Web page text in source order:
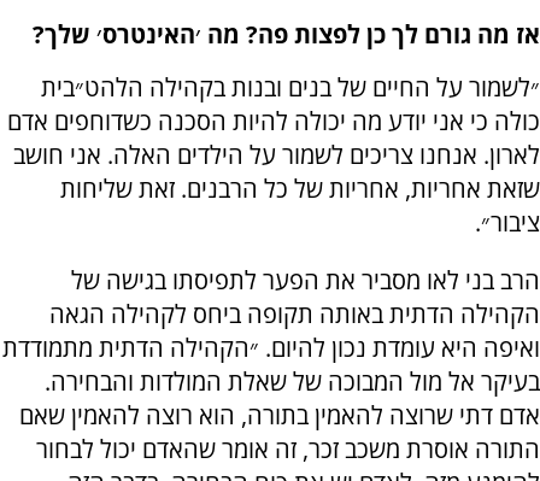
אז מה גורם לך כן לפצות פה? מה ׳האינטרס׳ שלך?
״לשמור על החיים של בנים ובנות בקהילה הלהט״בית
כולה כי אני יודע מה יכולה להיות הסכנה כשדוחפים אדם
לארון. אנחנו צריכים לשמור על הילדים האלה. אני חושב
שזאת אחריות, אחריות של כל הרבנים. זאת שליחות
ציבור״.
הרב בני לאו מסביר את הפער לתפיסתו בגישה של
הקהילה הדתית באותה תקופה ביחס לקהילה הגאה
ואיפה היא עומדת נכון להיום. ״הקהילה הדתית מתמודדת
בעיקר אל מול המבוכה של שאלת המולדות והבחירה.
אדם דתי שרוצה להאמין בתורה, הוא רוצה להאמין שאם
התורה אוסרת משכב זכר, זה אומר שהאדם יכול לבחור